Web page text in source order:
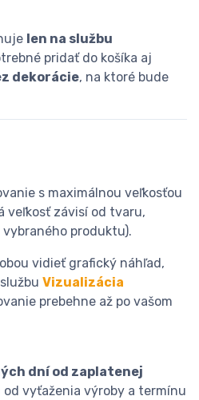
len na službu
pridať do košíka aj
dekorácie, na ktoré bude
s maximálnou veľkosťou
veľkosť závisí od tvaru,
produktu).
vidieť grafický náhľad,
Vizualizácia
prebehne až po vašom
dní od zaplatenej
vyťaženia výroby a termínu